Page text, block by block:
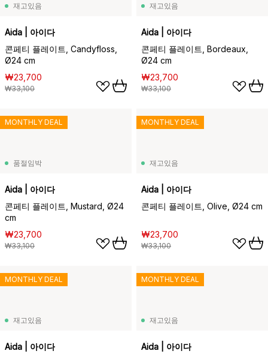
재고있음
Aida | 아이다
콘페티 플레이트, Candyfloss,
Ø24 cm
₩23,700
₩33,100
재고있음
Aida | 아이다
콘페티 플레이트, Bordeaux,
Ø24 cm
₩23,700
₩33,100
품절임박
Aida | 아이다
콘페티 플레이트, Mustard, Ø24
cm
₩23,700
₩33,100
MONTHLY DEAL
재고있음
Aida | 아이다
콘페티 플레이트, Olive, Ø24 cm
₩23,700
₩33,100
MONTHLY DEAL
재고있음
Aida | 아이다
MONTHLY DEAL
재고있음
Aida | 아이다
MONTHLY DEAL